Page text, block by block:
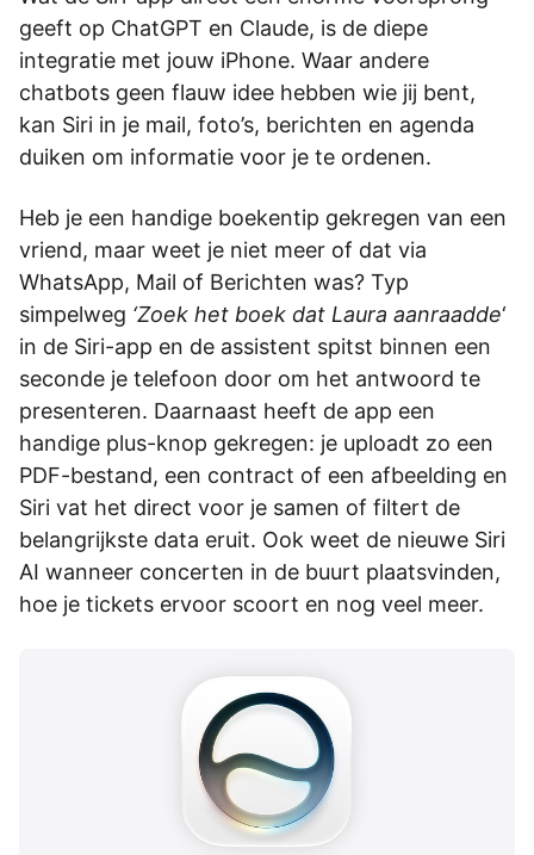
geeft op ChatGPT en Claude, is de diepe
integratie met jouw iPhone. Waar andere
chatbots geen flauw idee hebben wie jij bent,
kan Siri in je mail, foto’s, berichten en agenda
duiken om informatie voor je te ordenen.
Heb je een handige boekentip gekregen van een
vriend, maar weet je niet meer of dat via
WhatsApp, Mail of Berichten was? Typ
simpelweg ‘Zoek het boek dat Laura aanraadde‘
in de Siri-app en de assistent spitst binnen een
seconde je telefoon door om het antwoord te
presenteren. Daarnaast heeft de app een
handige plus-knop gekregen: je uploadt zo een
PDF-bestand, een contract of een afbeelding en
Siri vat het direct voor je samen of filtert de
belangrijkste data eruit. Ook weet de nieuwe Siri
AI wanneer concerten in de buurt plaatsvinden,
hoe je tickets ervoor scoort en nog veel meer.